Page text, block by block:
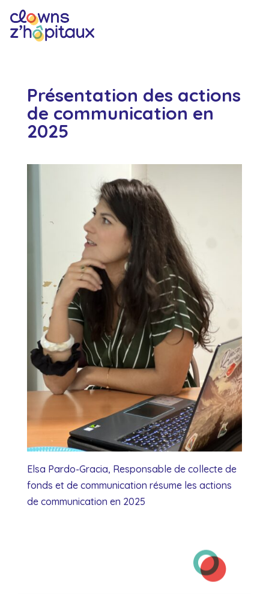
Présentation des actions
de communication en
2025
Elsa Pardo-Gracia, Responsable de collecte de
fonds et de communication résume les actions
de communication en 2025